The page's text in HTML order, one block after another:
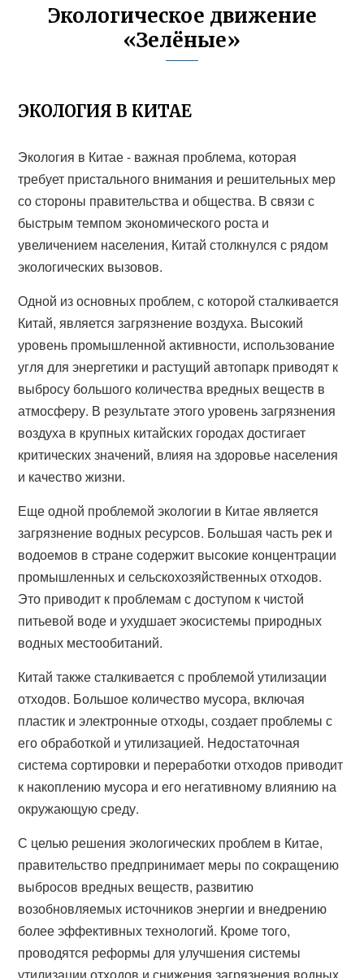
Экологическое движение
«Зелёные»
ЭКОЛОГИЯ В КИТАЕ
Экология в Китае - важная проблема, которая
требует пристального внимания и решительных мер
со стороны правительства и общества. В связи с
быстрым темпом экономического роста и
увеличением населения, Китай столкнулся с рядом
экологических вызовов.
Одной из основных проблем, с которой сталкивается
Китай, является загрязнение воздуха. Высокий
уровень промышленной активности, использование
угля для энергетики и растущий автопарк приводят к
выбросу большого количества вредных веществ в
атмосферу. В результате этого уровень загрязнения
воздуха в крупных китайских городах достигает
критических значений, влияя на здоровье населения
и качество жизни.
Еще одной проблемой экологии в Китае является
загрязнение водных ресурсов. Большая часть рек и
водоемов в стране содержит высокие концентрации
промышленных и сельскохозяйственных отходов.
Это приводит к проблемам с доступом к чистой
питьевой воде и ухудшает экосистемы природных
водных местообитаний.
Китай также сталкивается с проблемой утилизации
отходов. Большое количество мусора, включая
пластик и электронные отходы, создает проблемы с
его обработкой и утилизацией. Недостаточная
система сортировки и переработки отходов приводит
к накоплению мусора и его негативному влиянию на
окружающую среду.
С целью решения экологических проблем в Китае,
правительство предпринимает меры по сокращению
выбросов вредных веществ, развитию
возобновляемых источников энергии и внедрению
более эффективных технологий. Кроме того,
проводятся реформы для улучшения системы